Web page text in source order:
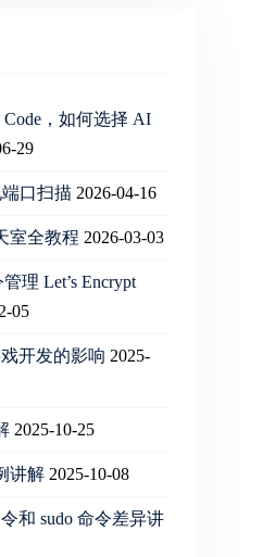
Code，如何选择 AI
29
口扫描 2026-04-16
室全教程 2026-03-03
理 Let’s Encrypt
05
开发的影响 2025-
2025-10-25
讲解 2025-10-08
和 sudo 命令差异讲